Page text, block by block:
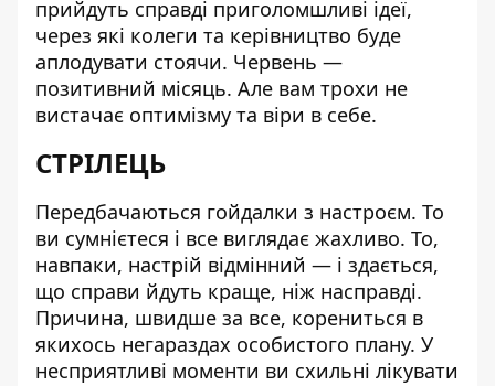
прийдуть справді приголомшливі ідеї,
через які колеги та керівництво буде
аплодувати стоячи. Червень —
позитивний місяць. Але вам трохи не
вистачає оптимізму та віри в себе.
СТРІЛЕЦЬ
Передбачаються гойдалки з настроєм. То
ви сумнієтеся і все виглядає жахливо. То,
навпаки, настрій відмінний — і здається,
що справи йдуть краще, ніж насправді.
Причина, швидше за все, корениться в
якихось негараздах особистого плану. У
несприятливі моменти ви схильні лікувати